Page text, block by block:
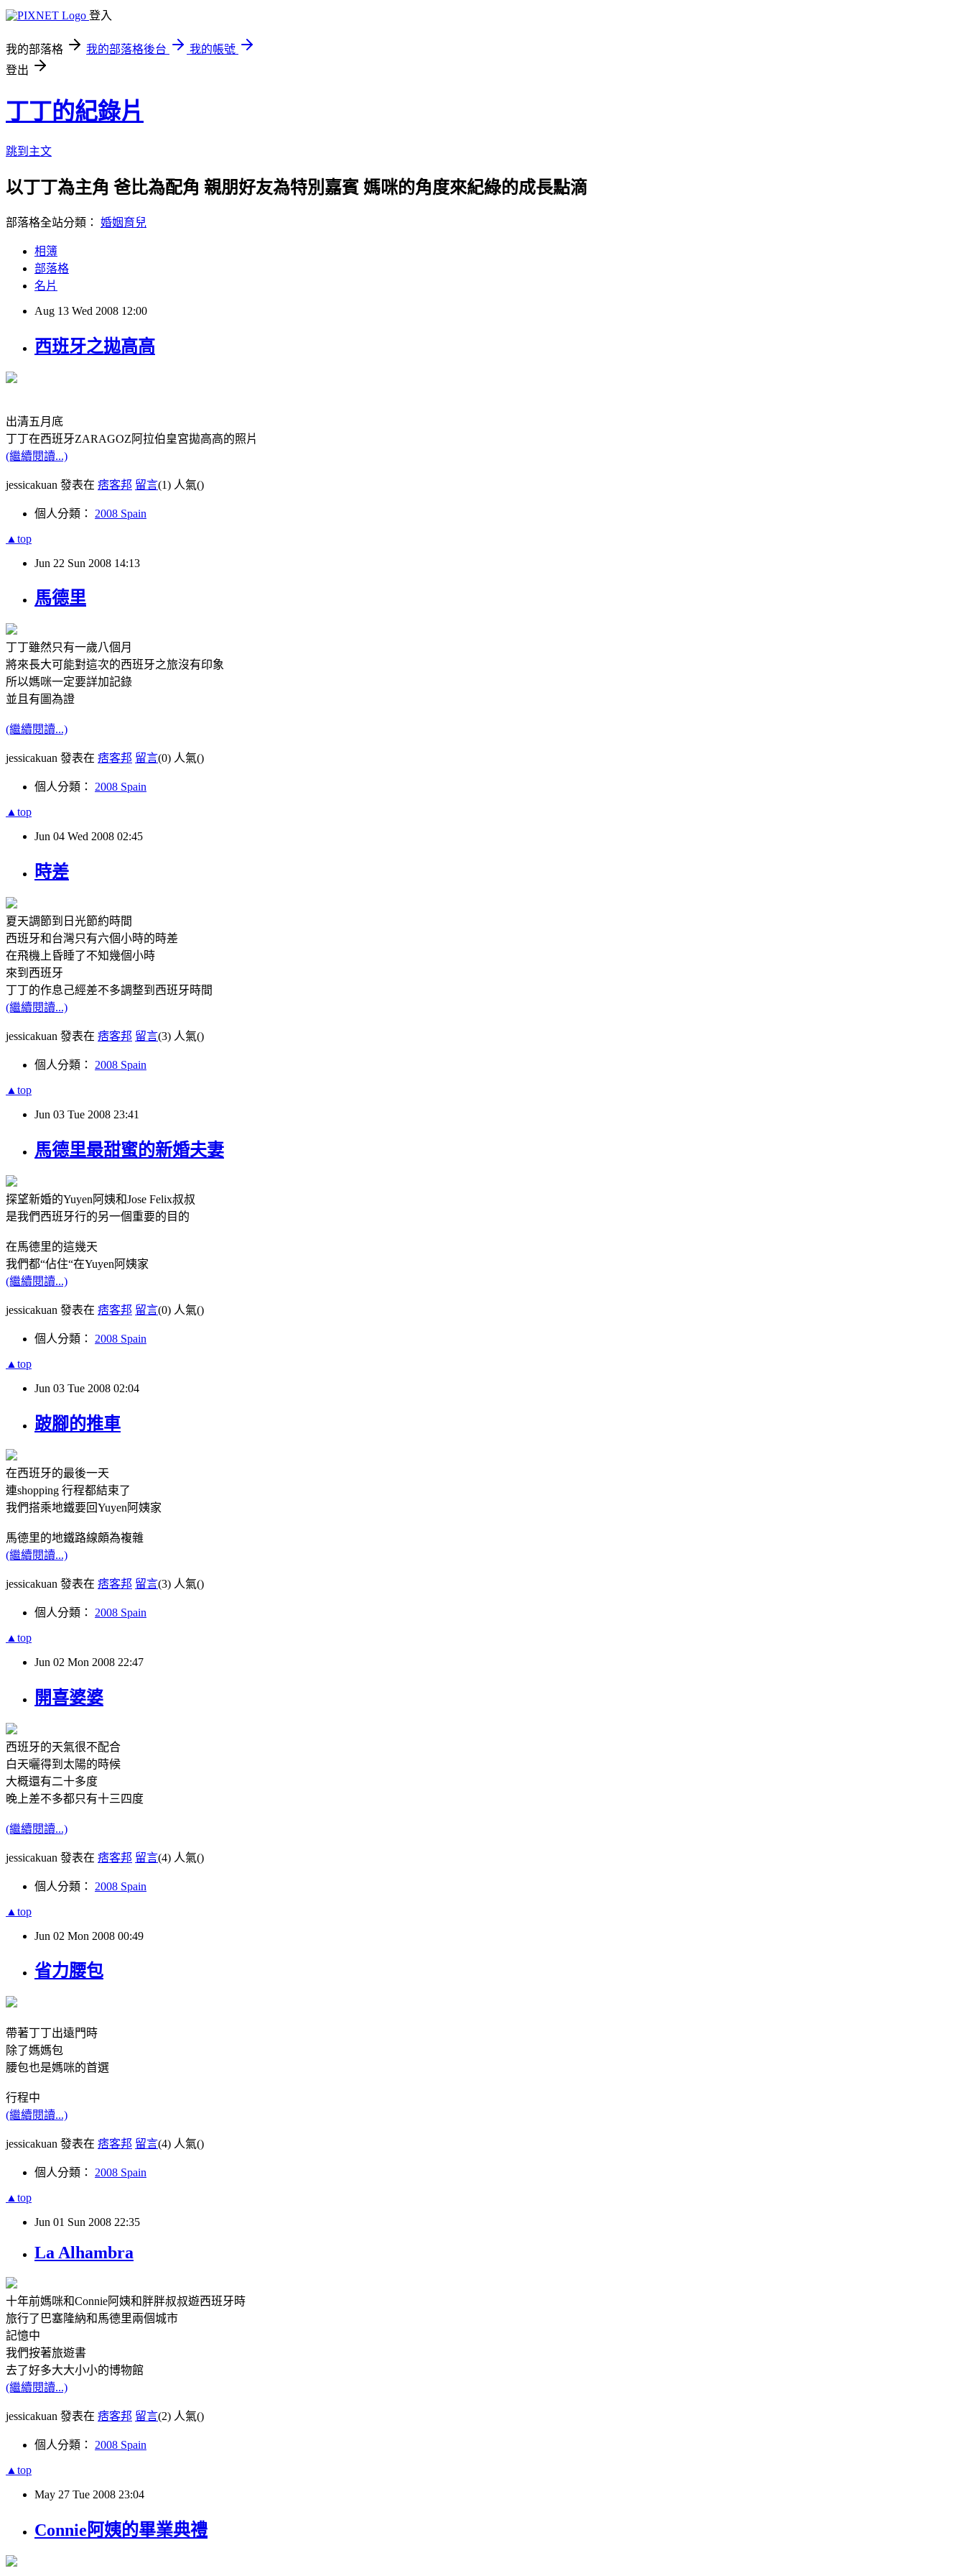
登入
我的部落格 我的部落格後台
我的帳號
登出
丁丁的紀錄片
跳到主文
以丁丁為主角 爸比為配角 親朋好友為特別嘉賓 媽咪的角度來紀綠的成長點滴
部落格全站分類： 婚姻育兒
相簿
部落格
名片
Aug 13 Wed 2008 12:00
西班牙之拋高高
出清五月底
丁丁在西班牙ZARAGOZ阿拉伯皇宮拋高高的照片
(繼續閱讀...)
jessicakuan 發表在 痞客邦 留言(1) 人氣()
個人分類： 2008 Spain
▲top
Jun 22 Sun 2008 14:13
馬德里
丁丁雖然只有一歲八個月
將來長大可能對這次的西班牙之旅沒有印象
所以媽咪一定要詳加記錄
並且有圖為證
(繼續閱讀...)
jessicakuan 發表在 痞客邦 留言(0) 人氣()
個人分類： 2008 Spain
▲top
Jun 04 Wed 2008 02:45
時差
夏天調節到日光節約時間
西班牙和台灣只有六個小時的時差
在飛機上昏睡了不知幾個小時
來到西班牙
丁丁的作息己經差不多調整到西班牙時間
(繼續閱讀...)
jessicakuan 發表在 痞客邦 留言(3) 人氣()
個人分類： 2008 Spain
▲top
Jun 03 Tue 2008 23:41
馬德里最甜蜜的新婚夫妻
探望新婚的Yuyen阿姨和Jose Felix叔叔
是我們西班牙行的另一個重要的目的
在馬德里的這幾天
我們都“佔住“在Yuyen阿姨家
(繼續閱讀...)
jessicakuan 發表在 痞客邦 留言(0) 人氣()
個人分類： 2008 Spain
▲top
Jun 03 Tue 2008 02:04
跛腳的推車
在西班牙的最後一天
連shopping 行程都結束了
我們搭乘地鐵要回Yuyen阿姨家
馬德里的地鐵路線頗為複雜
(繼續閱讀...)
jessicakuan 發表在 痞客邦 留言(3) 人氣()
個人分類： 2008 Spain
▲top
Jun 02 Mon 2008 22:47
開喜婆婆
西班牙的天氣很不配合
白天曬得到太陽的時候
大概還有二十多度
晚上差不多都只有十三四度
(繼續閱讀...)
jessicakuan 發表在 痞客邦 留言(4) 人氣()
個人分類： 2008 Spain
▲top
Jun 02 Mon 2008 00:49
省力腰包
帶著丁丁出遠門時
除了媽媽包
腰包也是媽咪的首選
行程中
(繼續閱讀...)
jessicakuan 發表在 痞客邦 留言(4) 人氣()
個人分類： 2008 Spain
▲top
Jun 01 Sun 2008 22:35
La Alhambra
十年前媽咪和Connie阿姨和胖胖叔叔遊西班牙時
旅行了巴塞隆納和馬德里兩個城市
記憶中
我們按著旅遊書
去了好多大大小小的博物館
(繼續閱讀...)
jessicakuan 發表在 痞客邦 留言(2) 人氣()
個人分類： 2008 Spain
▲top
May 27 Tue 2008 23:04
Connie阿姨的畢業典禮